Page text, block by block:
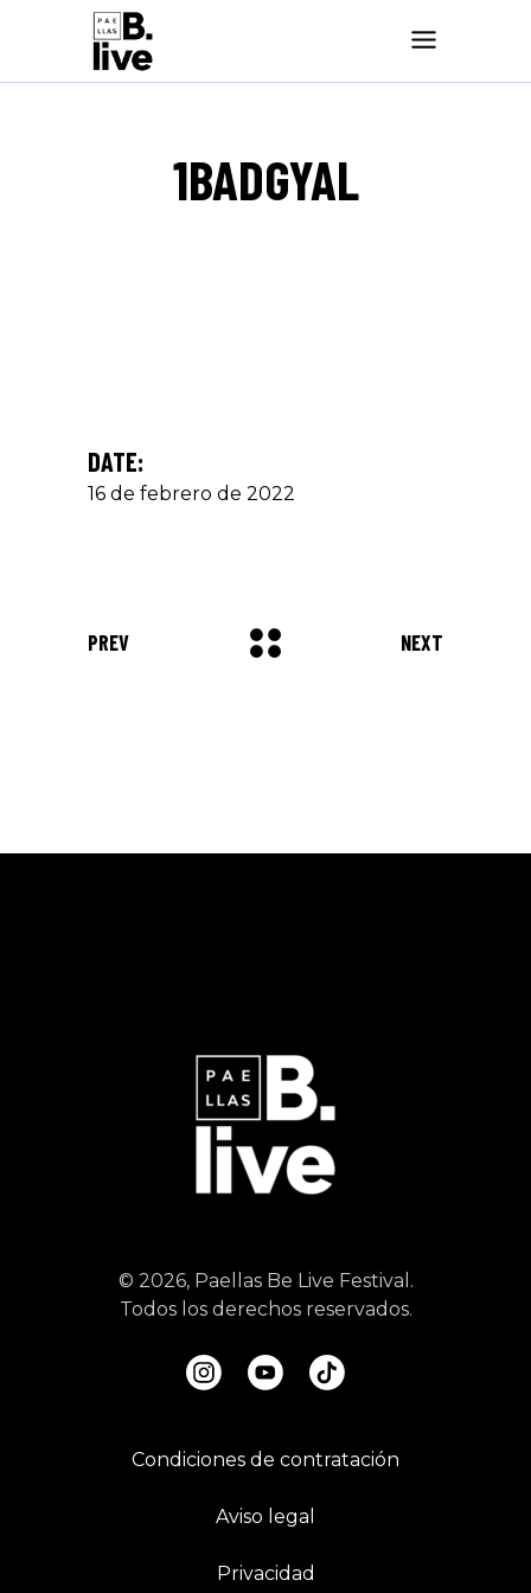
1BADGYAL
DATE:
16 de febrero de 2022
PREV NEXT
© 2026, Paellas Be Live Festival.
Todos los derechos reservados.
Condiciones de contratación
Aviso legal
Privacidad